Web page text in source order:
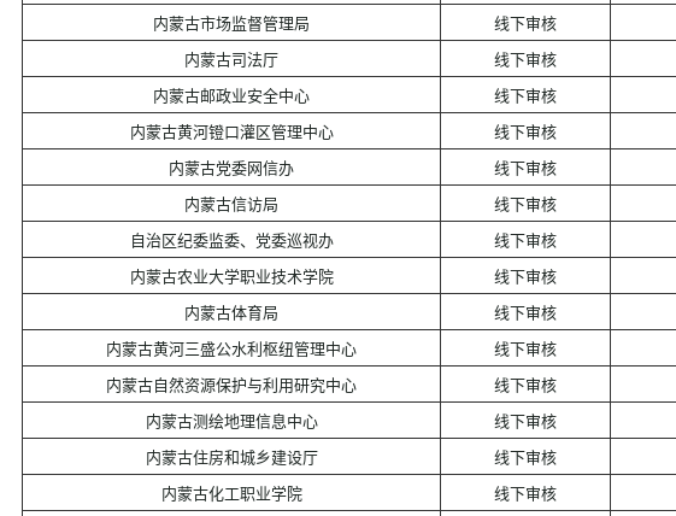
内蒙古市场监督管理局
线下审核
内蒙古司法厅
线下审核
内蒙古邮政业安全中心
线下审核
内蒙古黄河镫口灌区管理中心
线下审核
内蒙古党委网信办
线下审核
内蒙古信访局
线下审核
自治区纪委监委、党委巡视办
线下审核
内蒙古农业大学职业技术学院
线下审核
内蒙古体育局
线下审核
内蒙古黄河三盛公水利枢纽管理中心
线下审核
内蒙古自然资源保护与利用研究中心
线下审核
内蒙古测绘地理信息中心
线下审核
内蒙古住房和城乡建设厅
线下审核
内蒙古化工职业学院
线下审核